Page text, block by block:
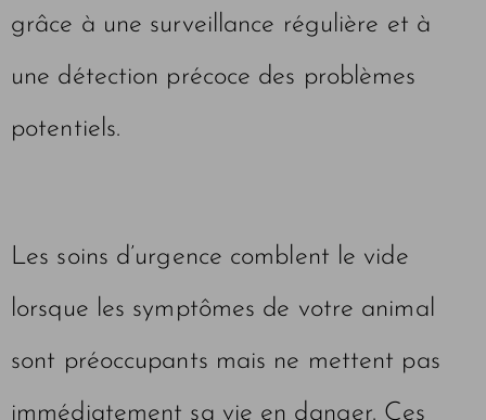
grâce à une surveillance régulière et à
une détection précoce des problèmes
potentiels.
Les soins d’urgence comblent le vide
lorsque les symptômes de votre animal
sont préoccupants mais ne mettent pas
immédiatement sa vie en danger. Ces